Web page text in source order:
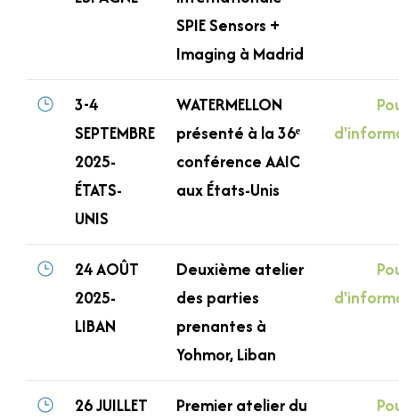
SPIE Sensors +
Imaging à Madrid
3-4
SEPTEMBRE
2025-
ÉTATS-
UNIS
WATERMELLON
présenté à la 36ᵉ
conférence AAIC
aux États-Unis
24 AOÛT
2025-
LIBAN
Deuxième atelier
des parties
prenantes à
Yohmor, Liban
26 JUILLET
Premier atelier du